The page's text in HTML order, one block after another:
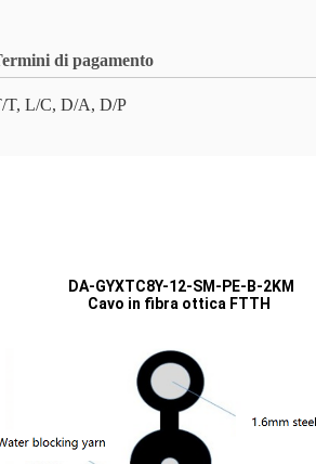
di pagamento
T, L/C, D/A, D/P
DA-GYXTC8Y-12-SM-PE-B-2KM
Cavo in fibra ottica FTTH